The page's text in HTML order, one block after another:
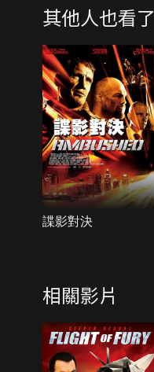
其他人也看了
諜影對決
相關影片